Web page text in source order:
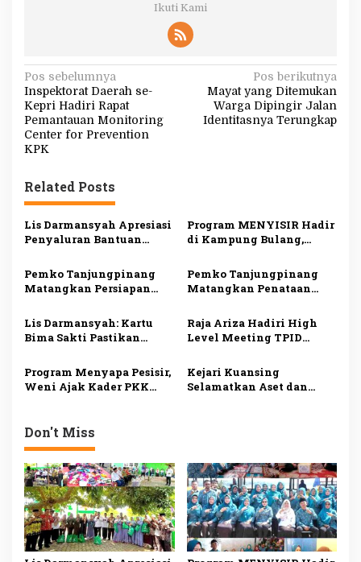
Ikuti Kami
N
a
v
i
a
s
i
o
Pos sebelumnya
Inspektorat Daerah se-
Kepri Hadiri Rapat
Pemantauan Monitoring
Center for Prevention
KPK
Pos berikutnya
Mayat yang Ditemukan
Warga Dipingir Jalan
Identitasnya Terungkap
Related Posts
Lis Darmansyah Apresiasi
Penyaluran Bantuan
Semangat Berbagi dan
Gotong Royong
Program MENYISIR Hadir
di Kampung Bulang,
Kesehatan dan
Pembinaan Keluarga
Pemko Tanjungpinang
Matangkan Persiapan
Digelar Serentak di Empat
Masjid
Pemko Tanjungpinang
Matangkan Penataan
Organisasi Berjalan
Lancar
Lis Darmansyah: Kartu
Bima Sakti Pastikan
dan Mudah Diakses
Raja Ariza Hadiri High
Level Meeting TPID
Jaga Stabilitas Harga dan
Kendalikan Inflasi
Program Menyapa Pesisir,
Weni Ajak Kader PKK
Kejari Kuansing
Selamatkan Aset dan
Don't Miss